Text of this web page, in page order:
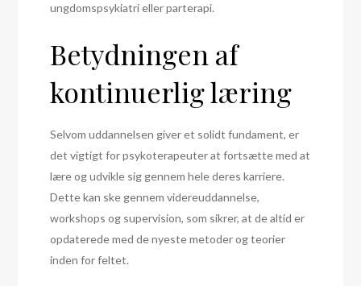
ungdomspsykiatri eller parterapi.
Betydningen af
kontinuerlig læring
Selvom uddannelsen giver et solidt fundament, er
det vigtigt for psykoterapeuter at fortsætte med at
lære og udvikle sig gennem hele deres karriere.
Dette kan ske gennem videreuddannelse,
workshops og supervision, som sikrer, at de altid er
opdaterede med de nyeste metoder og teorier
inden for feltet.